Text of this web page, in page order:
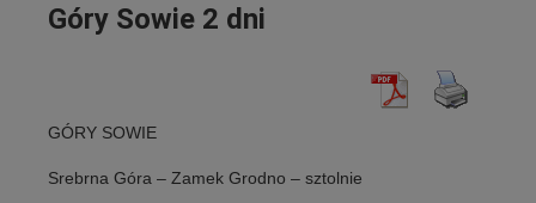
Góry Sowie 2 dni
GÓRY SOWIE
Srebrna Góra – Zamek Grodno – sztolnie